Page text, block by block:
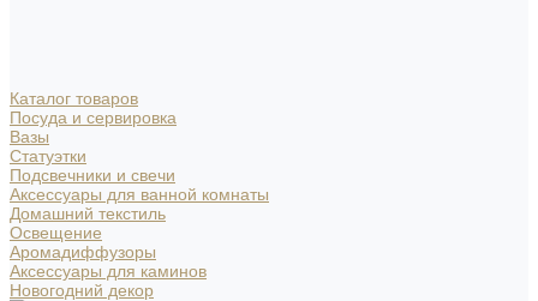
Каталог товаров
Посуда и сервировка
Вазы
Статуэтки
Подсвечники и свечи
Аксессуары для ванной комнаты
Домашний текстиль
Освещение
Аромадиффузоры
Аксессуары для каминов
Новогодний декор